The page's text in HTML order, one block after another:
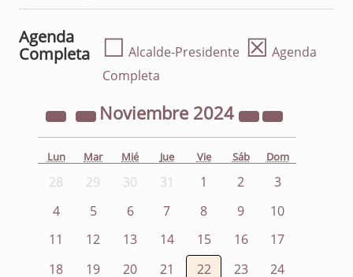
Agenda
Completa
☐ Alcalde-Presidente ☒ Agenda
Completa
Noviembre 2024
Lun Mar Mié Jue Vie Sáb Dom
28 29 30 31 1 2
3
4
5 6 7 8 9
10
11
12 13 14 15 16
17
18
19 20 21 22 23
24